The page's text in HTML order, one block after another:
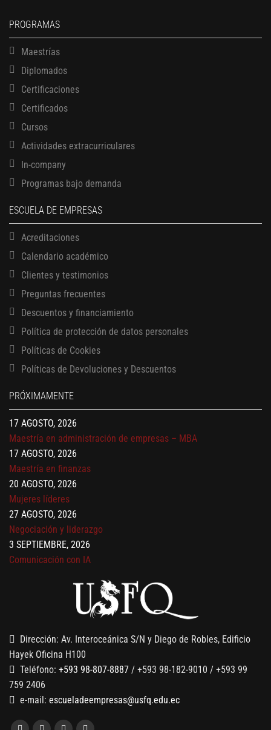
PROGRAMAS
Maestrías
Diplomados
Certificaciones
Certificados
Cursos
Actividades extracurriculares
In-company
Programas bajo demanda
ESCUELA DE EMPRESAS
Acreditaciones
Calendario académico
Clientes y testimonios
Preguntas frecuentes
Descuentos y financiamiento
Política de protección de datos personales
Políticas de Cookies
Políticas de Devoluciones y Descuentos
PRÓXIMAMENTE
13 AGOSTO, 2026
Finanzas para no financieros
Gerencia de empresas familiares
17 AGOSTO, 2026
Maestría en administración de empresas – MBA
17 AGOSTO, 2026
Maestría en finanzas
20 AGOSTO, 2026
Mujeres líderes
27 AGOSTO, 2026
Negociación y liderazgo
3 SEPTIEMBRE, 2026
Comunicación con IA
Gobernanza de datos
Finanzas para no financieros
Dirección: Av. Interoceánica S/N y Diego de Robles, Edificio
Hayek Oficina H100
Teléfono: +593 98-807-8887 / +593 98-182-9010 / +593 99
759 2406
e-mail: escueladeempresas@usfq.edu.ec